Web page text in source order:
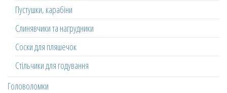
Пустушки, карабіни
Слинявчики та нагрудники
Соски для пляшечок
Стільчики для годування
Головоломки